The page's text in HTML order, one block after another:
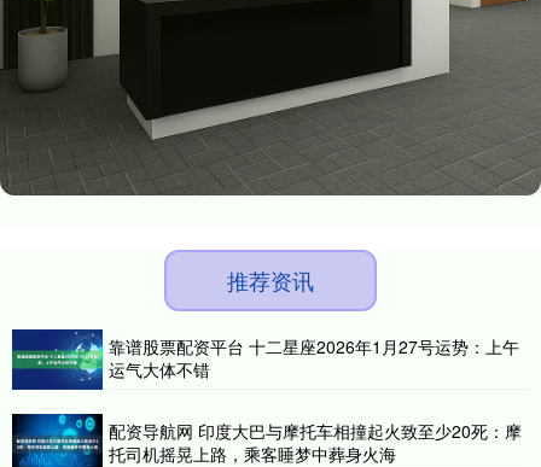
推荐资讯
靠谱股票配资平台 十二星座2026年1月27号运势：上午
运气大体不错
配资导航网 印度大巴与摩托车相撞起火致至少20死：摩
托司机摇晃上路，乘客睡梦中葬身火海